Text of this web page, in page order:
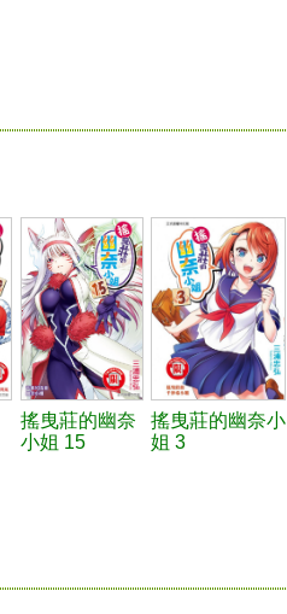
搖曳莊的幽奈
小姐 15
搖曳莊的幽奈小
姐 3